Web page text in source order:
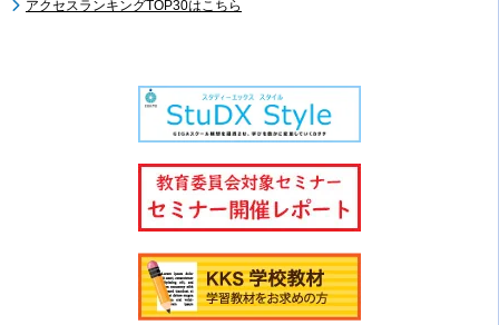
アクセスランキングTOP30はこちら